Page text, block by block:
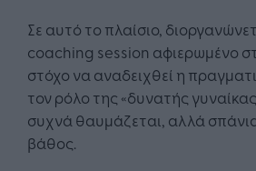
Σε αυτό το πλαίσιο,
coaching session αφιερωμένο
στόχο να αναδειχθεί η
τον ρόλο της «δυνατής
συχνά θαυμάζεται, αλλά
βάθος.